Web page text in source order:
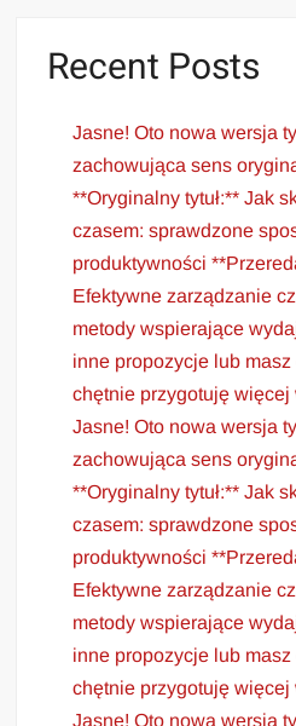
Recent Posts
Jasne! Oto nowa wersja
zachowująca sens
**Oryginalny tytuł:** Jak
czasem: sprawdzone
produktywności
Efektywne zarządzanie
metody wspierające
inne propozycje lub
chętnie przygotuję więcej
Jasne! Oto nowa wersja
zachowująca sens
**Oryginalny tytuł:** Jak
czasem: sprawdzone
produktywności
Efektywne zarządzanie
metody wspierające
inne propozycje lub
chętnie przygotuję więcej
Jasne! Oto nowa wersja